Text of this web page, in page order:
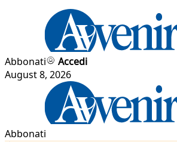
Abbonati
Accedi
August 8, 2026
Abbonati